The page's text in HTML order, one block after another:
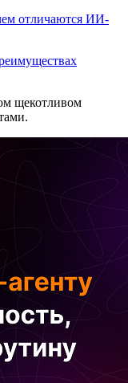
отличаются ИИ-
щекотливом